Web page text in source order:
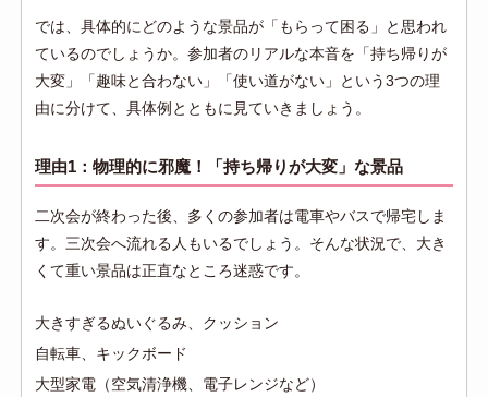
では、具体的にどのような景品が「もらって困る」と思われ
ているのでしょうか。参加者のリアルな本音を「持ち帰りが
大変」「趣味と合わない」「使い道がない」という3つの理
由に分けて、具体例とともに見ていきましょう。
理由1：物理的に邪魔！「持ち帰りが大変」な景品
二次会が終わった後、多くの参加者は電車やバスで帰宅しま
す。三次会へ流れる人もいるでしょう。そんな状況で、大き
くて重い景品は正直なところ迷惑です。
大きすぎるぬいぐるみ、クッション
自転車、キックボード
大型家電（空気清浄機、電子レンジなど）